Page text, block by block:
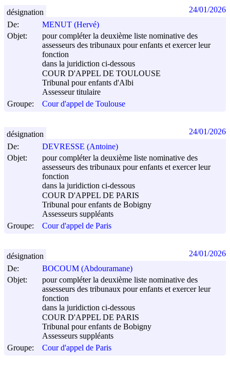
De:
MENUT (Hervé)
Objet:
pour compléter la deuxième liste nominative des
assesseurs des tribunaux pour enfants et exercer leur
fonction
dans la juridiction ci-dessous
COUR D'APPEL DE TOULOUSE
Tribunal pour enfants d'Albi
Assesseur titulaire
Groupe:
Cour d'appel de Toulouse
désignation 24/01/2026
De:
DEVRESSE (Antoine)
Objet:
pour compléter la deuxième liste nominative des
assesseurs des tribunaux pour enfants et exercer leur
fonction
dans la juridiction ci-dessous
COUR D'APPEL DE PARIS
Tribunal pour enfants de Bobigny
Assesseurs suppléants
Groupe:
Cour d'appel de Paris
désignation 24/01/2026
De:
BOCOUM (Abdouramane)
Objet:
pour compléter la deuxième liste nominative des
assesseurs des tribunaux pour enfants et exercer leur
fonction
dans la juridiction ci-dessous
COUR D'APPEL DE PARIS
Tribunal pour enfants de Bobigny
Assesseurs suppléants
Groupe:
Cour d'appel de Paris
désignation 24/01/2026